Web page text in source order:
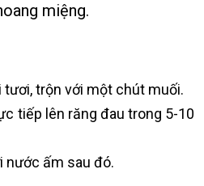
miệng.
tươi, trộn với một chút muối.
tiếp lên răng đau trong 5-10
nước ấm sau đó.